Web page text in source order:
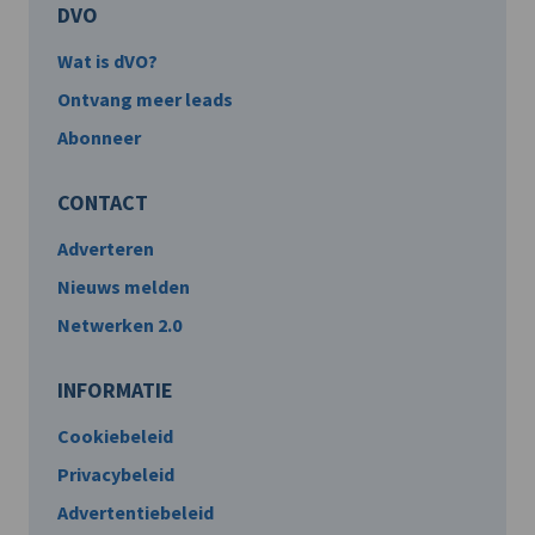
DVO
Wat is dVO?
Ontvang meer leads
Abonneer
CONTACT
Adverteren
Nieuws melden
Netwerken 2.0
INFORMATIE
Cookiebeleid
Privacybeleid
Advertentiebeleid